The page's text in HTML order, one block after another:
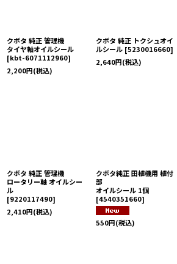
クボタ 純正 管理機
タイヤ軸オイルシール
[kbt-6071112960]
2,200円(税込)
クボタ 純正 トクシュオイ
ルシール [5230016660]
2,640円(税込)
クボタ 純正 管理機
ロータリー軸 オイルシー
ル
[9220117490]
2,410円(税込)
クボタ純正 田植機用 植付
部
オイルシール 1個
[4540351660]
550円(税込)